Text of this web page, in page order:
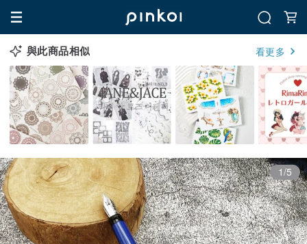
與此商品相似 看更多
1/5